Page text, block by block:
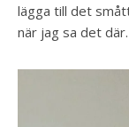
lägga till det
när jag sa det